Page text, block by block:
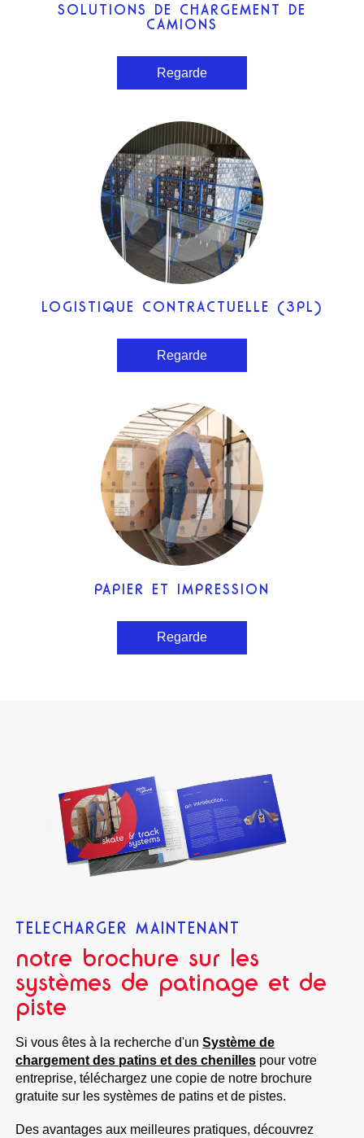
SOLUTIONS DE CHARGEMENT DE
CAMIONS
Regarde
LOGISTIQUE CONTRACTUELLE (3PL)
Regarde
PAPIER ET IMPRESSION
Regarde
TELECHARGER MAINTENANT
notre brochure sur les
systèmes de patinage et de
piste
Si vous êtes à la recherche d'unSystème de
chargement des patins et des chenilles pour votre
entreprise, téléchargez une copie de notre brochure
gratuite sur les systèmes de patins et de pistes.
Des avantages aux meilleures pratiques, découvrez